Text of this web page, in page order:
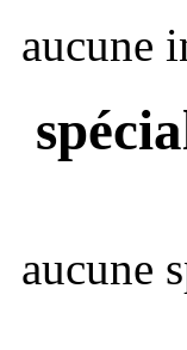
aucune
aucune